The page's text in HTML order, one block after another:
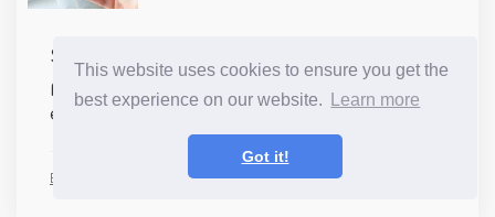
This website uses cookies to ensure you get the
best experience on our website.
Learn more
Got it!
Sie möchten Ihre Orchideen vor
potenziellen Problemen retten? Hier sind
einige raffinierte Tipps und...
Ellen Tschirch